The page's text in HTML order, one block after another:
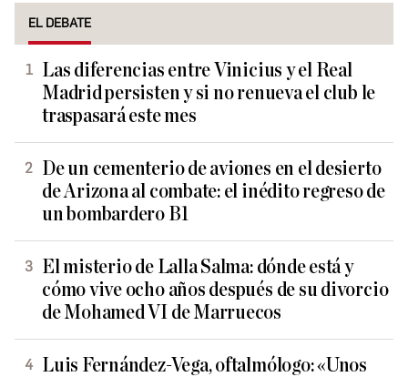
EL DEBATE
Las diferencias entre Vinicius y el Real
Madrid persisten y si no renueva el club le
traspasará este mes
De un cementerio de aviones en el desierto
de Arizona al combate: el inédito regreso de
un bombardero B1
El misterio de Lalla Salma: dónde está y
cómo vive ocho años después de su divorcio
de Mohamed VI de Marruecos
Luis Fernández-Vega, oftalmólogo: «Unos